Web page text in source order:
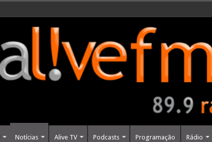
Notícias Alive TV Podcasts Programação Rádio